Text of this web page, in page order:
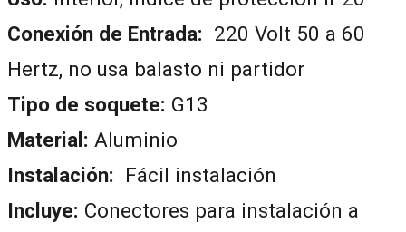
Conexión de Entrada: 220 Volt 50 a 60
Hertz, no usa balasto ni partidor
Tipo de soquete: G13
Material: Aluminio
Instalación: Fácil instalación
Incluye: Conectores para instalación a